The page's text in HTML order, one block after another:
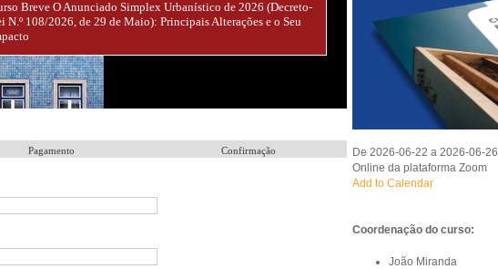
Breve O Anunciado Simplex Urbanístico de 2026 (Decreto-
N.º 108/2026, de 29 de Maio): Principais Alterações e o Seu
Pagamento Confirmação
De 2026-06-22 a 2026-06-26
Online da plataforma Zoom
Add to Calendar
Coordenação do curso:
João Miranda